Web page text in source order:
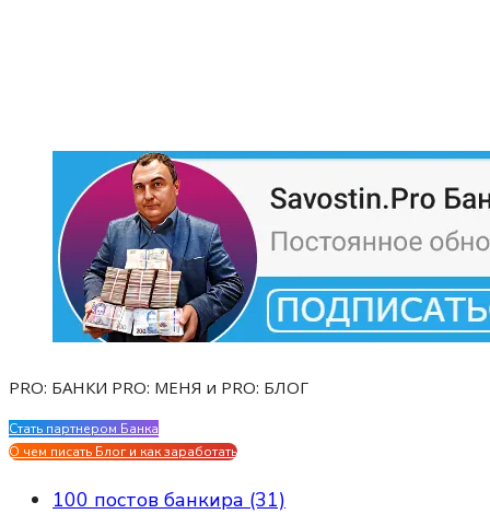
PRO: БАНКИ PRO: МЕНЯ и PRO: БЛОГ
Стать партнером Банка
О чем писать Блог и как заработать
100 постов банкира (31)